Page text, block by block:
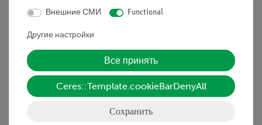
Условия сотрудничества
Вводные данные
Обслуживание
Краткий обзор услуг
Внешние СМИ Functional
Другие настройки
Все принять
Ceres::Template.cookieBarDenyAll
Сохранить